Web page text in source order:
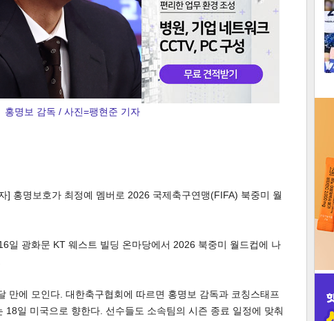
텍스 텍스 url 복 인쇄
홍명보 감독 / 사진=팽현준 기자
] 홍명보호가 최정예 멤버로 2026 국제축구연맹(FIFA) 북중미 월
일 광화문 KT 웨스트 빌딩 온마당에서 2026 북중미 월드컵에 나
만에 모인다. 대한축구협회에 따르면 홍명보 감독과 코칭스태프
18일 미국으로 향한다. 선수들도 소속팀의 시즌 종료 일정에 맞춰
2